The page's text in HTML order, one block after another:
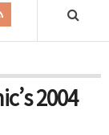
2004